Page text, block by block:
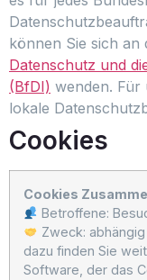
können Sie sich an
Datenschutz und
(BfDI) wenden. Für
lokale
Cookies
Cookies
Betroffene:
Zweck:
dazu finden Sie
Software, der das